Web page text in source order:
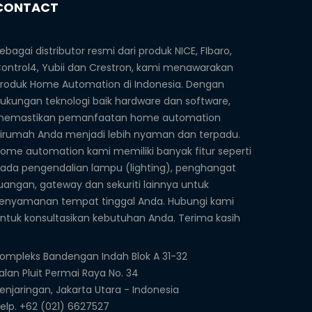
distributor resmi dari produk NICE, FIbaro,
Yubii dan Crestron, kami menawarakan
Home Automation di Indonesia. Dengan
teknologi baik hardware dan software,
pemanfaatan home automation
Anda menjadi lebih nyaman dan terpadu.
automation kami memiliki banyak fitur seperti
pengendalian lampu (lighting), penghangat
gateway dan sekuriti lainnya untuk
tempat tinggal Anda. Hubungi kami
konsultasikan kebutuhan Anda. Terima kasih
Bandengan Indah Blok A 31-32
Pluit Permai Raya No. 34
Jakarta Utara - Indonesia
+62 (021) 6627527